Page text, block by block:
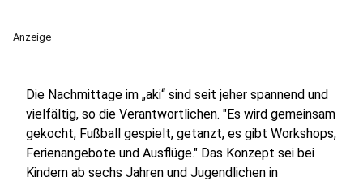
Anzeige
Die Nachmittage im „aki“ sind seit jeher spannend und
vielfältig, so die Verantwortlichen. "Es wird gemeinsam
gekocht, Fußball gespielt, getanzt, es gibt Workshops,
Ferienangebote und Ausflüge." Das Konzept sei bei
Kindern ab sechs Jahren und Jugendlichen in